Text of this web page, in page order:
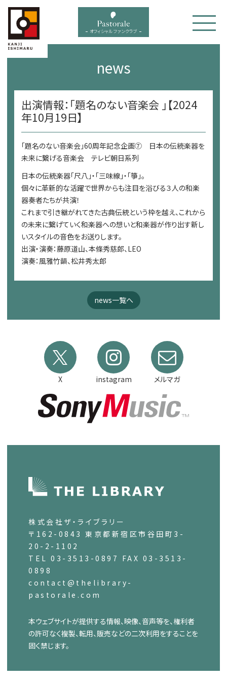
menu オフィシャル ファンクラブ
news
出演情報：「題名のない音楽会 」【2024
年10月19日】
「題名のない音楽会」60周年記念企画⑦ 日本の伝統楽器を
未来に繋げる音楽会 テレビ朝日系列
日本の伝統楽器「尺八」・「三味線」・「箏」。
個々に革新的な活躍で世界からも注目を浴びる３人の和楽
器奏者たちが共演！
これまで引き継がれてきた古典伝統という枠を越え、これから
の未来に繋げていく和楽器への想いと和楽器が作り出す新し
いスタイルの音色をお送りします。
出演・演奏：藤原道山、本條秀慈郎、LEO
演奏：風雅竹韻、松井秀太郎
news一覧へ
X instagram メルマガ
株式会社ザ・ライブラリー
〒162-0843 東京都新宿区市谷田町3-
20-2-1102
TEL 03-3513-0897 FAX 03-3513-
0898
contact@thelibrary-
pastorale.com
本ウェブサイトが提供する情報、映像、音声等を、権利者
の許可なく複製、転用、販売などの二次利用をすることを
固く禁じます。